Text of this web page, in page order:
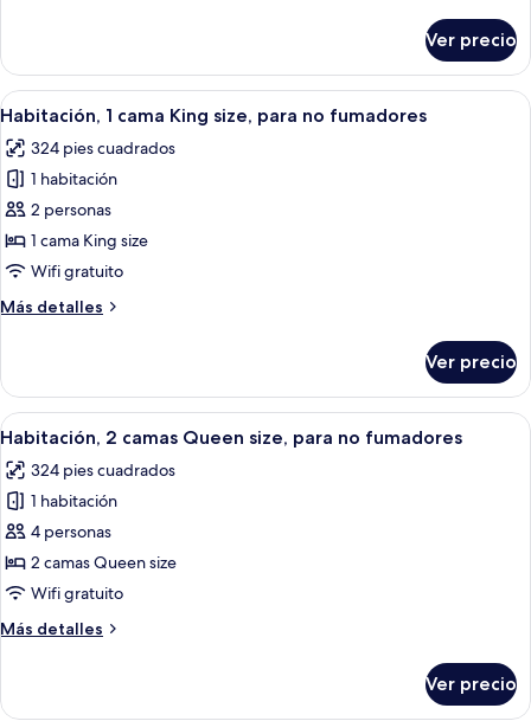
con
acceso
para
personas
discapacitadas,
para
no
fumadores
2
camas
Queen
con
acceso
para
personas
discapacitadas,
para
no
fumadores
Ver precio
Abrir
todas
las
fotos
de
Habitación,
1
King
no
fumadores
Una habitación de hotel con una
10
Habitación, 1 cama King size, para no fumadores
324 pies cuadrados
1 habitación
2 personas
1 cama King size
Wifi gratuito
Más detalles
Más
1
cama
King
para
no
fumadores
Ver precio
Abrir
todas
las
fotos
de
Habitación,
2
Queen
Una habitación de hotel con una
10
Habitación, 2 camas Queen size, para no fumadores
324 pies cuadrados
1 habitación
4 personas
2 camas Queen size
Wifi gratuito
Más detalles
Más
2
Ver precio